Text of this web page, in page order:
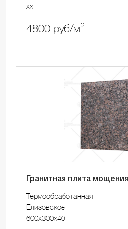
xx
4800 руб/м2
Гранитная плита мощения
Термообработанная
Елизовское
600x300x40